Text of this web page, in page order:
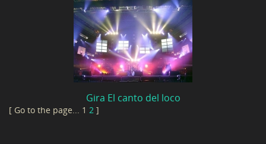
Gira El canto del loco
[ Go to the page... 1 2 ]